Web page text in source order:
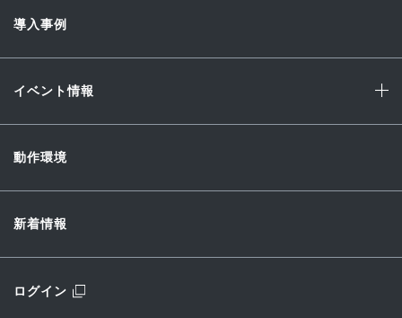
導入事例
イベント情報
動作環境
新着情報
ログイン